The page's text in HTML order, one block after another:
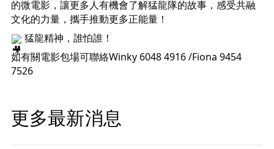
的微電影，讓更多人有機會了解猛龍隊的故事，感受共融
文化的力量，攜手推動更多正能量！
猛龍精神，誰怕誰！
如有關電影包場可聯絡Winky 6048 4916 /Fiona 9454
7526
更多最新消息